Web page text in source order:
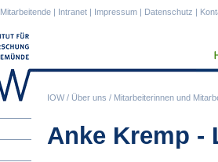
IOW/ Über uns / Mitarbeiterinnen und
Mitarbeitende | Intranet | Impressum | Datenschutz |
Anke Kremp -